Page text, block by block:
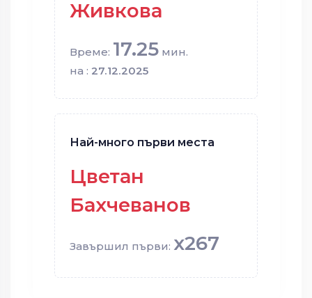
Живкова
Време: 17.25 мин.
на : 27.12.2025
Най-много първи места
Цветан
Бахчеванов
Завършил първи: x267